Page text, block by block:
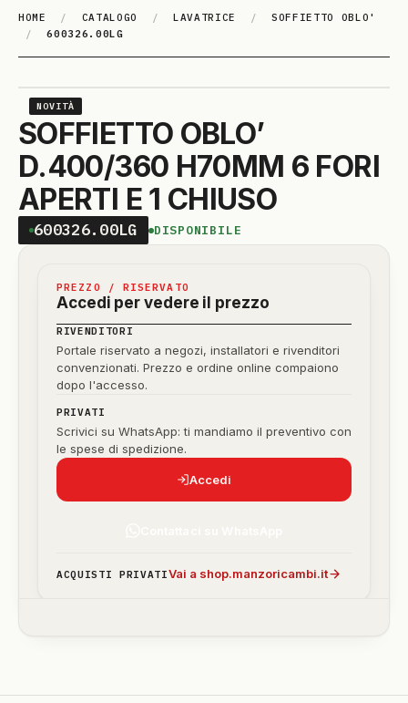
HOME / CATALOGO / LAVATRICE /
SOFFIETTO OBLO'
/
600326.00LG
NOVITÀ
SOFFIETTO OBLO’
D.400/360 H70MM 6 FORI
APERTI E 1 CHIUSO
600326.00LG DISPONIBILE
PREZZO / RISERVATO
Accedi per vedere il prezzo
RIVENDITORI
Portale riservato a negozi, installatori e rivenditori
convenzionati. Prezzo e ordine online compaiono
dopo l'accesso.
PRIVATI
Scrivici su WhatsApp: ti mandiamo il preventivo con
le spese di spedizione.
Accedi
ACQUISTI PRIVATIVai a shop.manzoricambi.it